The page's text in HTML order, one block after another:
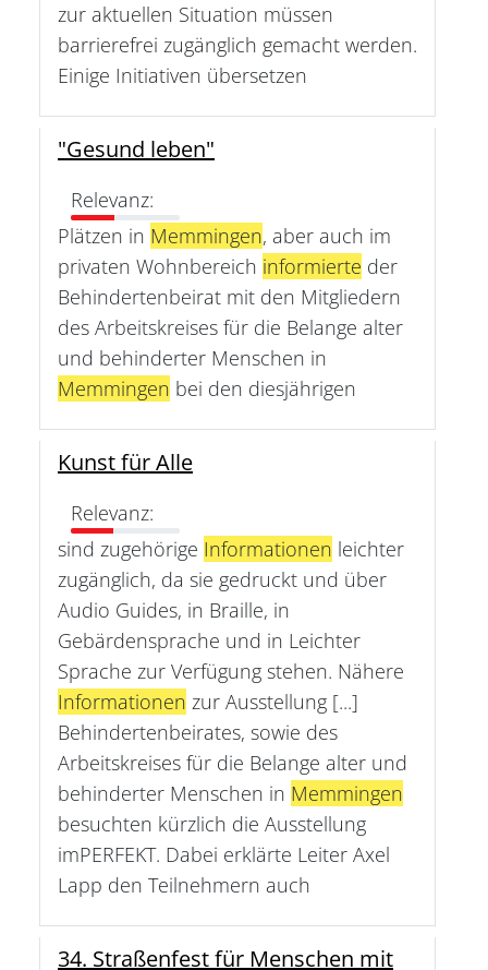
zur aktuellen Situation müssen
barrierefrei zugänglich gemacht werden.
Einige Initiativen übersetzen
"Gesund leben"
Relevanz:
Plätzen in Memmingen, aber auch im
privaten Wohnbereich informierte der
Behindertenbeirat mit den Mitgliedern
des Arbeitskreises für die Belange alter
und behinderter Menschen in
Memmingen bei den diesjährigen
Kunst für Alle
Relevanz:
sind zugehörige Informationen leichter
zugänglich, da sie gedruckt und über
Audio Guides, in Braille, in
Gebärdensprache und in Leichter
Sprache zur Verfügung stehen. Nähere
Informationen zur Ausstellung [...]
Behindertenbeirates, sowie des
Arbeitskreises für die Belange alter und
behinderter Menschen in Memmingen
besuchten kürzlich die Ausstellung
imPERFEKT. Dabei erklärte Leiter Axel
Lapp den Teilnehmern auch
34. Straßenfest für Menschen mit